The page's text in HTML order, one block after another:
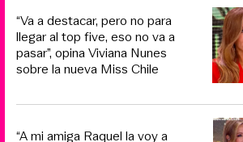
“Va a destacar, pero no para
llegar al top five, eso no va a
pasar”, opina Viviana Nunes
sobre la nueva Miss Chile
“A mi amiga Raquel la voy a